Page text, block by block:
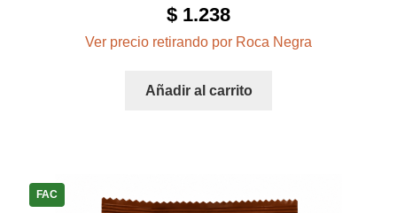
$ 1.238
Ver precio retirando por Roca Negra
Añadir al carrito
FAC